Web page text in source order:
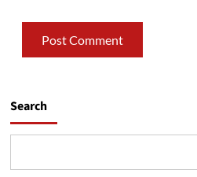
Search